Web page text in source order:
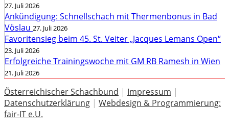
27. Juli 2026
Ankündigung: Schnellschach mit Thermenbonus in Bad
Vöslau 27. Juli 2026
Favoritensieg beim 45. St. Veiter „Jacques Lemans Open“
23. Juli 2026
Erfolgreiche Trainingswoche mit GM RB Ramesh in Wien
21. Juli 2026
Österreichischer Schachbund | Impressum |
Datenschutzerklärung | Webdesign & Programmierung:
fair-IT e.U.